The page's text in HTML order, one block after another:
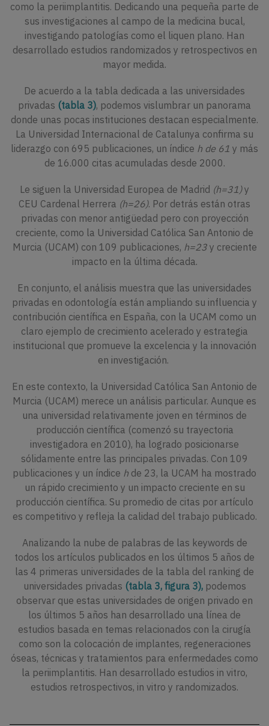
como la periimplantitis. Dedicando una pequeña parte de
sus investigaciones al campo de la medicina bucal,
investigando patologías como el liquen plano. Han
desarrollado estudios randomizados y retrospectivos en
mayor medida.
De acuerdo a la tabla dedicada a las universidades
privadas (tabla 3), podemos vislumbrar un panorama
donde unas pocas instituciones destacan especialmente.
La Universidad Internacional de Catalunya confirma su
liderazgo con 695 publicaciones, un índice h de 61 y más
de 16.000 citas acumuladas desde 2000.
Le siguen la Universidad Europea de Madrid (h=31)y
CEU Cardenal Herrera (h=26). Por detrás están otras
privadas con menor antigüedad pero con proyección
creciente, como la Universidad Católica San Antonio de
Murcia (UCAM) con 109 publicaciones, h=23y creciente
impacto en la última década.
En conjunto, el análisis muestra que las universidades
privadas en odontología están ampliando su influencia y
contribución científica en España, con la UCAM como un
claro ejemplo de crecimiento acelerado y estrategia
institucional que promueve la excelencia y la innovación
en investigación.
En este contexto, la Universidad Católica San Antonio de
Murcia (UCAM) merece un análisis particular. Aunque es
una universidad relativamente joven en términos de
producción científica (comenzó su trayectoria
investigadora en 2010), ha logrado posicionarse
sólidamente entre las principales privadas. Con 109
publicaciones y un índice h de 23, la UCAM ha mostrado
un rápido crecimiento y un impacto creciente en su
producción científica. Su promedio de citas por artículo
es competitivo y refleja la calidad del trabajo publicado.
Analizando la nube de palabras de las keywords de
todos los artículos publicados en los últimos 5 años de
las 4 primeras universidades de la tabla del ranking de
universidades privadas (tabla 3, figura 3),podemos
observar que estas universidades de origen privado en
los últimos 5 años han desarrollado una línea de
estudios basada en temas relacionados con la cirugía
como son la colocación de implantes, regeneraciones
óseas, técnicas y tratamientos para enfermedades como
la periimplantitis. Han desarrollado estudios in vitro,
estudios retrospectivos, in vitro y randomizados.